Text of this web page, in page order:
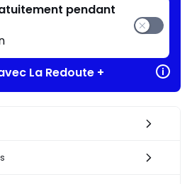
pendant
La Redoute +